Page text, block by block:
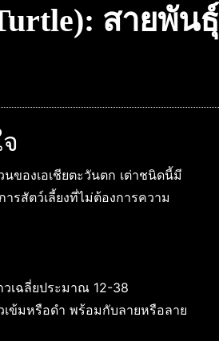
สายพั
ของเอเชียตะวันตก เต่าชนิดนี้มี
รสัตว์เลี้ยงที่ไม่ต้องการความ
เฉลี่ยประมาณ 12-38
ข้มหรือดำ พร้อมกับลายหรือลาย